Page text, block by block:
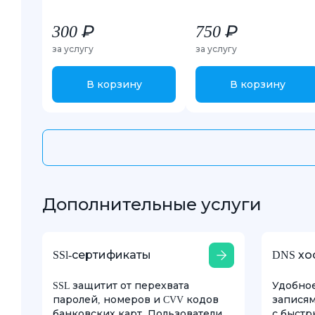
300 ₽
за услугу
В корзину
750 ₽
за услугу
В корзину
Дополнительные услуги
SSl-сертификаты
SSL защитит от перехвата
паролей, номеров и CVV кодов
DNS